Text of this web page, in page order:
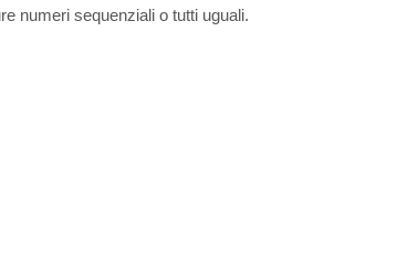
numeri sequenziali o tutti uguali.